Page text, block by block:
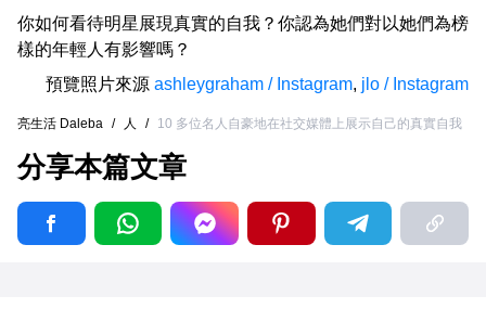
你如何看待明星展現真實的自我？你認為她們對以她們為榜
樣的年輕人有影響嗎？
預覽照片來源 ashleygraham / Instagram, jlo / Instagram
亮生活 Daleba / 人 / 10 多位名人自豪地在社交媒體上展示自己的真實自我
分享本篇文章